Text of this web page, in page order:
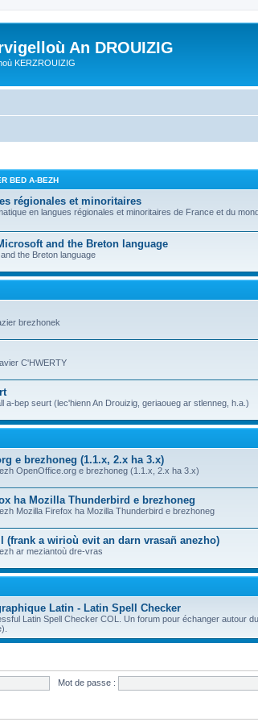
An DROUIZIG
KERZROUIZIG
BED A-BEZH
régionales et minoritaires
en langues régionales et minoritaires de France et du
and the Breton language
the Breton language
brezhonek
C'HWERTY
a-bep seurt (lec'hienn An Drouizig, geriaoueg ar stlenneg, h.a.)
e brezhoneg (1.1.x, 2.x ha 3.x)
OpenOffice.org e brezhoneg (1.1.x, 2.x ha 3.x)
ha Mozilla Thunderbird e brezhoneg
Mozilla Firefox ha Mozilla Thunderbird e brezhoneg
(frank a wirioù evit an darn vrasañ anezho)
ar meziantoù dre-vras
Latin - Latin Spell Checker
Latin Spell Checker COL. Un forum pour échanger autour
Mot de passe :